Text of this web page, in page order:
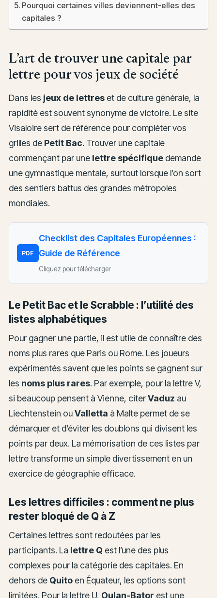
Pourquoi certaines villes deviennent-elles des
capitales ?
L’art de trouver une capitale par
lettre pour vos jeux de société
Dans les jeux de lettreset de culture générale, la
rapidité est souvent synonyme de victoire. Le site
Visaloire sert de référence pour compléter vos
grilles de Petit Bac. Trouver une capitale
commençant par une lettre spécifiquedemande
une gymnastique mentale, surtout lorsque l’on sort
des sentiers battus des grandes métropoles
mondiales.
PDF
Checklist des Capitales Européennes :
Guide de Référence
Cliquez pour télécharger
Le Petit Bac et le Scrabble : l’utilité des
listes alphabétiques
Pour gagner une partie, il est utile de connaître des
noms plus rares que Paris ou Rome. Les joueurs
expérimentés savent que les points se gagnent sur
les noms plus rares. Par exemple, pour la lettre V,
si beaucoup pensent à Vienne, citerVaduz au
Liechtenstein ouValletta à Malte permet de se
démarquer et d’éviter les doublons qui divisent les
points par deux. La mémorisation de ces listes par
lettre transforme un simple divertissement en un
exercice de géographie efficace.
Les lettres difficiles : comment ne plus
rester bloqué de Q à Z
Certaines lettres sont redoutées par les
participants. La lettre Q est l’une des plus
complexes pour la catégorie des capitales. En
dehors de Quitoen Équateur, les options sont
limitées. Pour la lettre U, Oulan-Bator est une